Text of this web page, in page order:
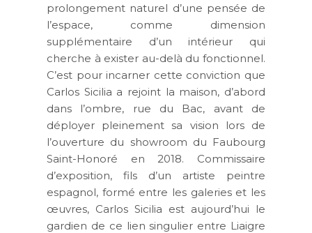
prolongement naturel d’une pensée de
l’espace, comme dimension
supplémentaire d’un intérieur qui
cherche à exister au-delà du fonctionnel.
C’est pour incarner cette conviction que
Carlos Sicilia a rejoint la maison, d’abord
dans l’ombre, rue du Bac, avant de
déployer pleinement sa vision lors de
l’ouverture du showroom du Faubourg
Saint-Honoré en 2018. Commissaire
d’exposition, fils d’un artiste peintre
espagnol, formé entre les galeries et les
œuvres, Carlos Sicilia est aujourd’hui le
gardien de ce lien singulier entre Liaigre